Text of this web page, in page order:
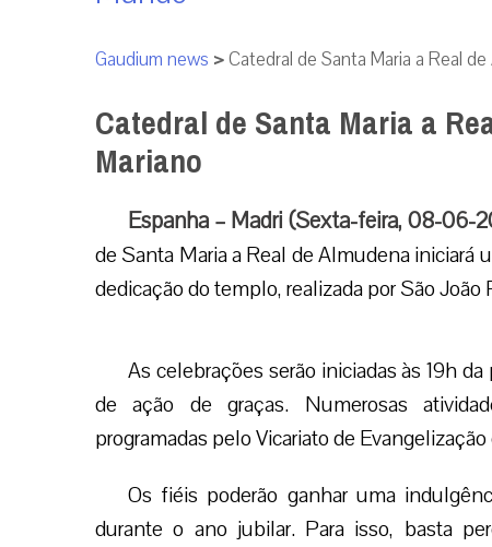
Gaudium news >Catedral de Santa Maria a Real
Catedral de Santa Maria a
Mariano
Espanha – Madri (Sexta-feira, 08-06-
de Santa Maria a Real de Almudena iniciará
dedicação do templo, realizada por São
As celebrações serão iniciadas às 19h
de ação de graças. Numerosas
programadas pelo Vicariato de
Os fiéis poderão ganhar uma
durante o ano jubilar. Para isso, basta